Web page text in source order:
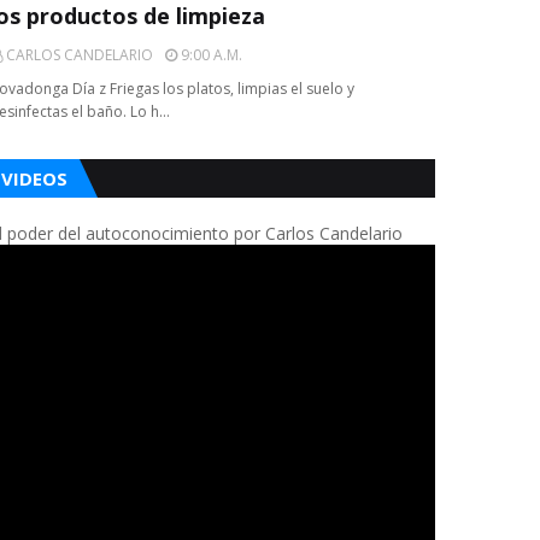
productos de limpieza
CARLOS CANDELARIO
9:00 A.m.
Día z Friegas los platos, limpias el suelo y
el baño. Lo h…
VIDEOS
poder del autoconocimiento por Carlos Candelario